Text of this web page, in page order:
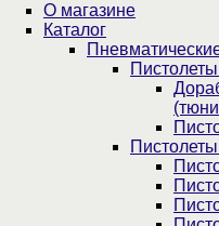
О магазине
Каталог